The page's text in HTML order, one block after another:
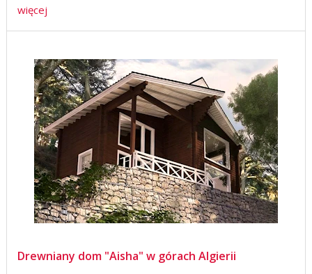
więcej
Drewniany dom "Aisha" w górach Algierii